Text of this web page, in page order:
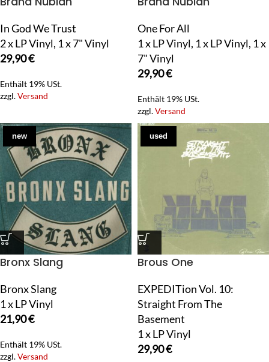
In God We Trust
2 x LP Vinyl, 1 x 7" Vinyl
29,90€
Enthält 19% USt.
zzgl.Versand
One For All
1 x LP Vinyl, 1 x LP Vinyl, 1 x
7" Vinyl
29,90€
Enthält 19% USt.
zzgl.Versand
new
Bronx Slang
Bronx Slang
1 x LP Vinyl
21,90€
Enthält 19% USt.
zzgl.Versand
used
Brous One
EXPEDITion Vol. 10:
Straight From The
Basement
1 x LP Vinyl
29,90€